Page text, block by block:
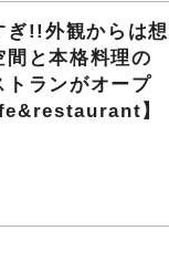
ぎ!!外観からは想
間と本格料理の
トランがオープ
】